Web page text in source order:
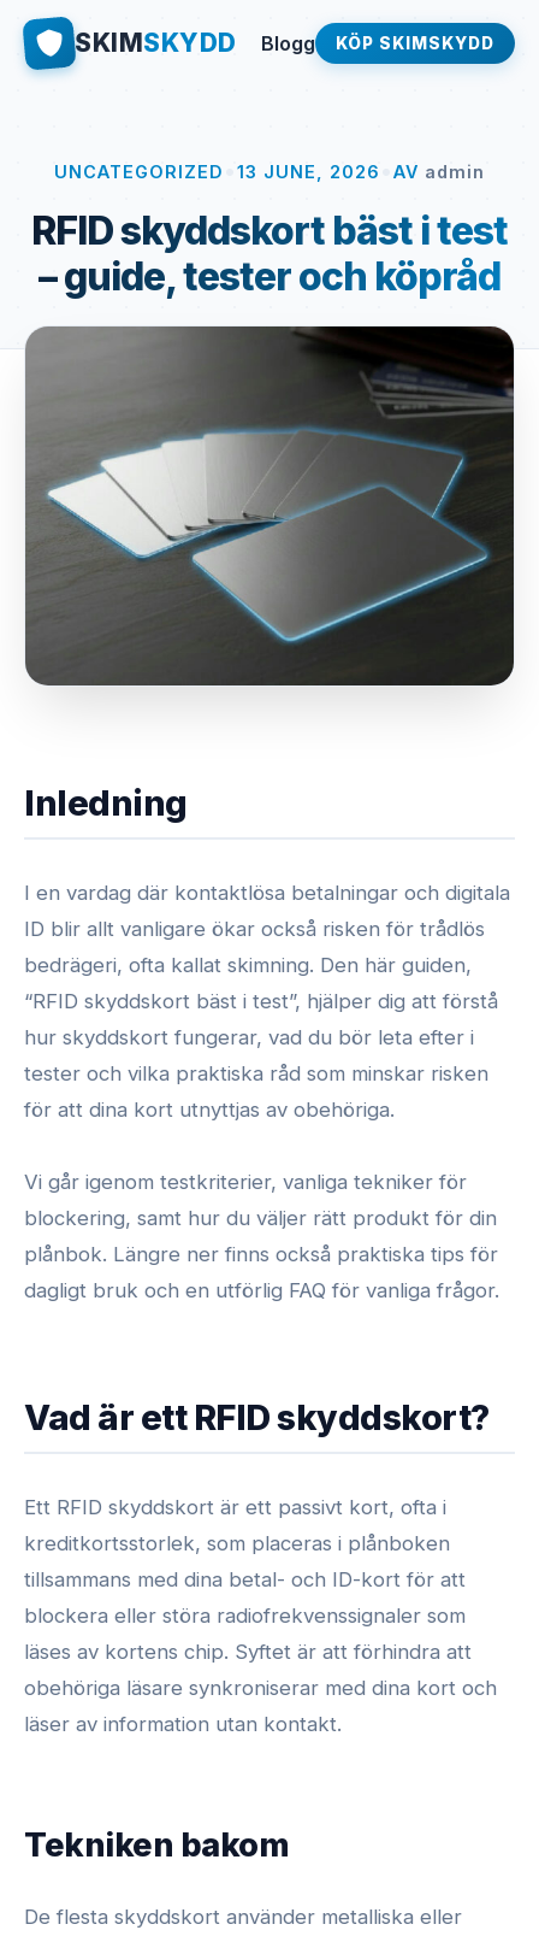
SKIMSKYDD Blogg KÖP SKIMSKYDD
UNCATEGORIZED 13 JUNE, 2026 AV admin
RFID skyddskort bäst i test
– guide, tester och köpråd
Inledning
I en vardag där kontaktlösa betalningar och digitala
ID blir allt vanligare ökar också risken för trådlös
bedrägeri, ofta kallat skimning. Den här guiden,
“RFID skyddskort bäst i test”, hjälper dig att förstå
hur skyddskort fungerar, vad du bör leta efter i
tester och vilka praktiska råd som minskar risken
för att dina kort utnyttjas av obehöriga.
Vi går igenom testkriterier, vanliga tekniker för
blockering, samt hur du väljer rätt produkt för din
plånbok. Längre ner finns också praktiska tips för
dagligt bruk och en utförlig FAQ för vanliga frågor.
Vad är ett RFID skyddskort?
Ett RFID skyddskort är ett passivt kort, ofta i
kreditkortsstorlek, som placeras i plånboken
tillsammans med dina betal- och ID-kort för att
blockera eller störa radiofrekvenssignaler som
läses av kortens chip. Syftet är att förhindra att
obehöriga läsare synkroniserar med dina kort och
läser av information utan kontakt.
Tekniken bakom
De flesta skyddskort använder metalliska eller